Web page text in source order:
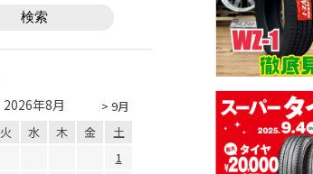
> 9月
2026年8月
火 水 木 金
土
1